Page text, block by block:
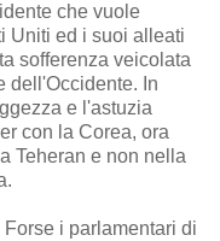
che vuole
Uniti ed i suoi alleati
sofferenza veicolata
dell'Occidente. In
e l'astuzia
con la Corea, ora
Teheran e non nella
i parlamentari di